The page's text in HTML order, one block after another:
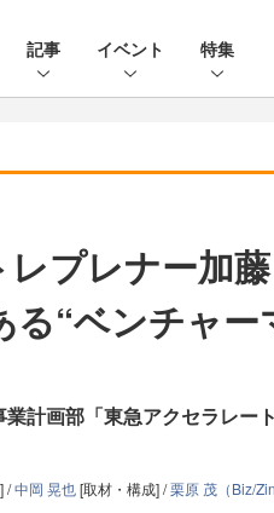
記事 イベント 特集
プレナー加
る“ベンチャ
計画部「東急アクセラレー
/中岡 晃也[取材・構成] /栗原 茂（Biz/